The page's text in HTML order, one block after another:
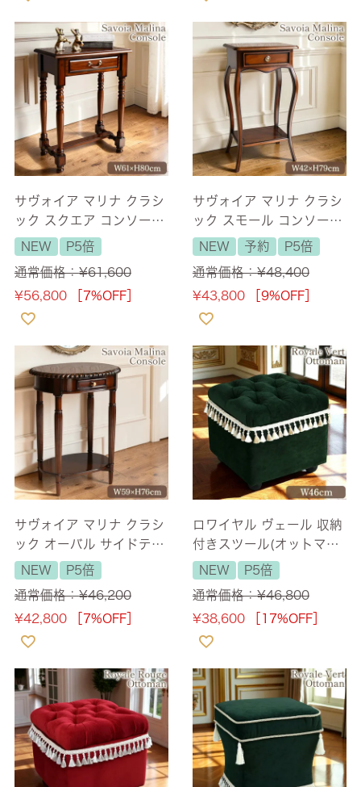
サヴォイア マリナ クラシ
ック スクエア コンソール
テーブル 幅61cm 【送料
無料】
NEW
P5倍
通常価格：¥61,600
¥56,800 ［7%OFF］
サヴォイア マリナ クラシ
ック スモール コンソール
テーブル 幅42cm 【送料
無料】
NEW 予約
P5倍
通常価格：¥48,400
¥43,800 ［9%OFF］
サヴォイア マリナ クラシ
ック オーバル サイドテー
ブル 幅59cm 【送料無
料】
NEW
P5倍
通常価格：¥46,200
¥42,800 ［7%OFF］
ロワイヤル ヴェール 収納
付きスツール(オットマン)
ベルベット グリーン 幅46
cm 【送料無料】
NEW
P5倍
通常価格：¥46,800
¥38,600 ［17%OFF］